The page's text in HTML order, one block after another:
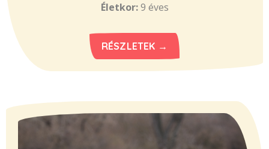
Életkor:9 éves
RÉSZLETEK →